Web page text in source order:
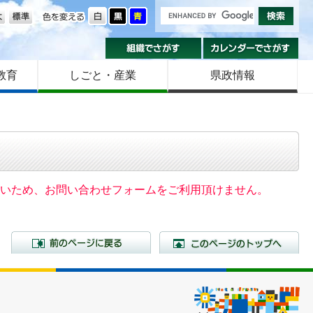
色を変える
大きさ
組織でさがす
育 しごと・産業 県政情報
ため、お問い合わせフォームをご利用頂けません。
前のページに戻る